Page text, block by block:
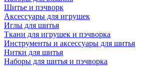
Шитье и пэчворк
Аксессуары для игрушек
Иглы для шитья
Ткани для игрушек и пэчворка
Инструменты и аксессуары для шитья
Нитки для шитья
Наборы для шитья и пэчворка